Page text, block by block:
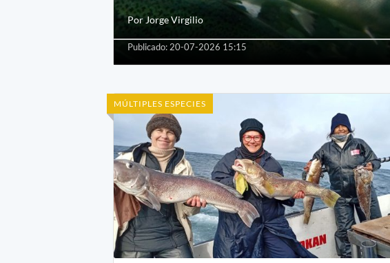
Por Jorge Virgilio
Publicado: 20-07-2026 15:15
MÚLTIPLES ESPECIES